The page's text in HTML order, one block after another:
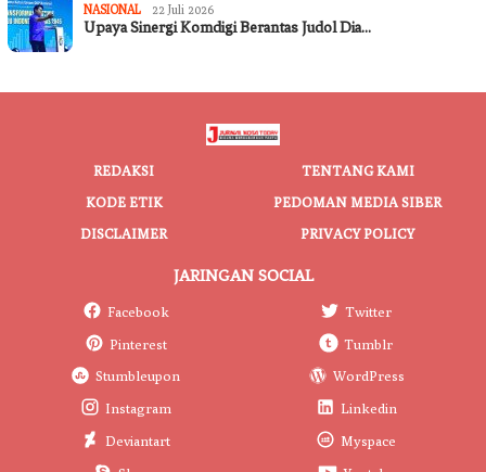
NASIONAL 22 Juli 2026
Upaya Sinergi Komdigi Berantas Judol Dia…
REDAKSI
TENTANG KAMI
KODE ETIK
PEDOMAN MEDIA SIBER
DISCLAIMER
PRIVACY POLICY
JARINGAN SOCIAL
Facebook
Twitter
Pinterest
Tumblr
Stumbleupon
WordPress
Instagram
Linkedin
Deviantart
Myspace